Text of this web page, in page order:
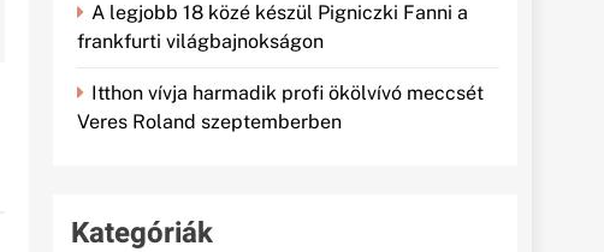
A legjobb 18 közé készül Pigniczki Fanni a
frankfurti világbajnokságon
Itthon vívja harmadik profi ökölvívó meccsét
Veres Roland szeptemberben
Kategóriák